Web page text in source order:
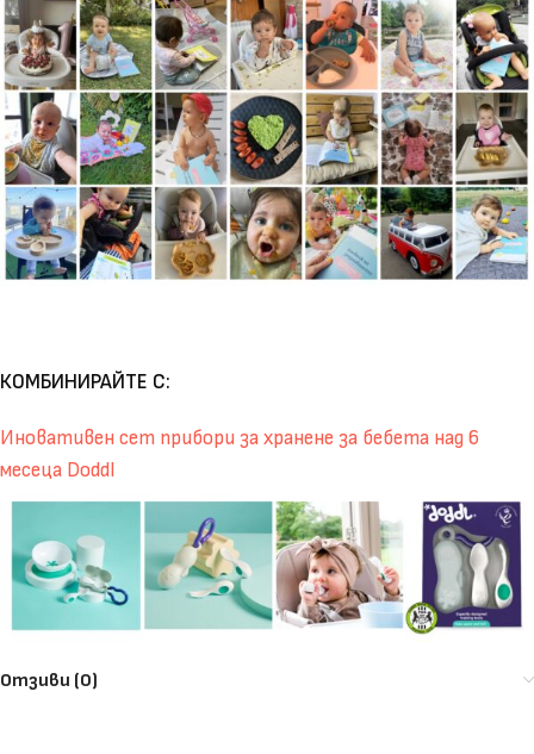
КОМБИНИРАЙТЕ С:
Иновативен сет прибори за хранене за бебета над 6
месеца Doddl
Отзиви (0)